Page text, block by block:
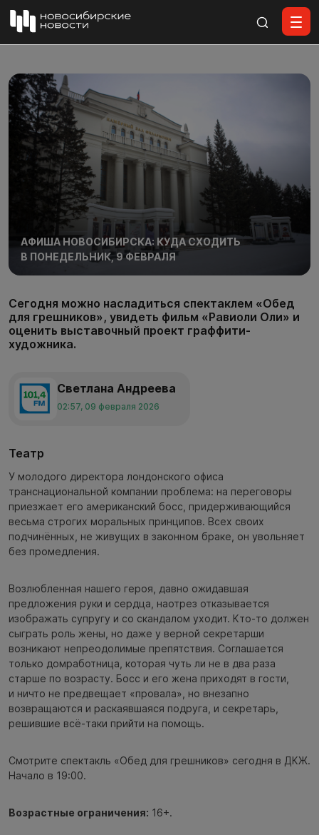
АФИША НОВОСИБИРСКА: КУДА СХОДИТЬ
В ПОНЕДЕЛЬНИК, 9 ФЕВРАЛЯ
Сегодня можно насладиться спектаклем «Обед
для грешников», увидеть фильм «Равиоли Оли» и
оценить выставочный проект граффити-
художника.
Светлана Андреева
02:57, 09 февраля 2026
Театр
У молодого директора лондонского офиса
транснациональной компании проблема: на переговоры
приезжает его американский босс, придерживающийся
весьма строгих моральных принципов. Всех своих
подчинённых, не живущих в законном браке, он увольняет
без промедления.
Возлюбленная нашего героя, давно ожидавшая
предложения руки и сердца, наотрез отказывается
изображать супругу и со скандалом уходит. Кто-то должен
сыграть роль жены, но даже у верной секретарши
возникают непреодолимые препятствия. Соглашается
только домработница, которая чуть ли не в два раза
старше по возрасту. Босс и его жена приходят в гости,
и ничто не предвещает «провала», но внезапно
возвращаются и раскаявшаяся подруга, и секретарь,
решившие всё-таки прийти на помощь.
Смотрите спектакль «Обед для грешников» сегодня в ДКЖ.
Начало в 19:00.
Возрастные ограничения: 16+.